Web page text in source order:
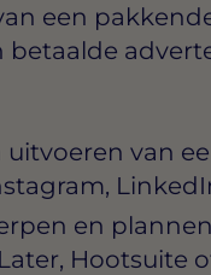
een
betaalde
van
en
Hootsuite